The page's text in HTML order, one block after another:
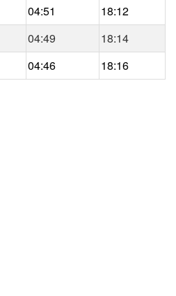
04:51
18:12
04:49
18:14
04:46 18:16